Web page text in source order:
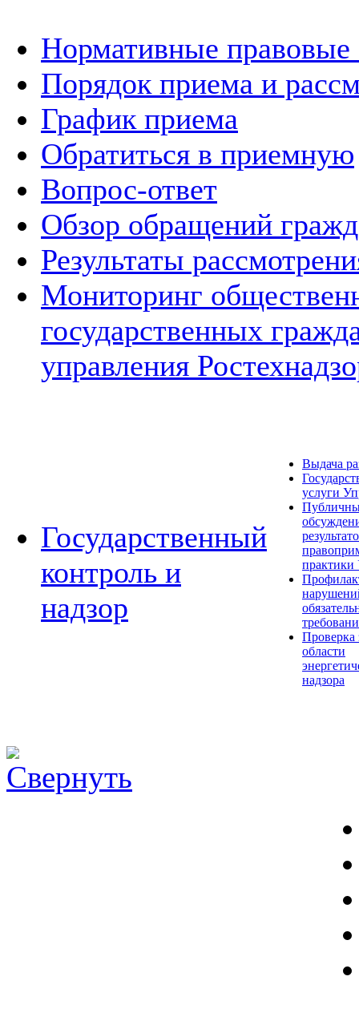
Нормативные правовые
Порядок приема и
График приема
Обратиться в приемную
Вопрос-ответ
Обзор обращений
Результаты
Мониторинг
государственных
управления
Государственный
контроль и
надзор
Выдача
услуги
практики
Проверка
области
надзора